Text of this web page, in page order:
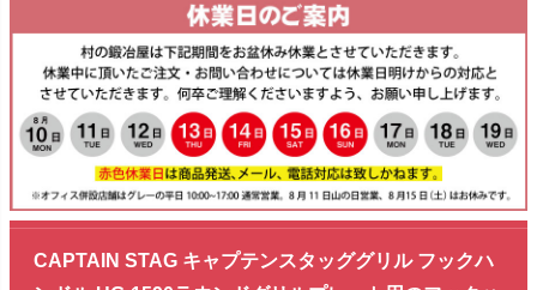
CAPTAIN STAG キャプテンスタッググリル フックハ